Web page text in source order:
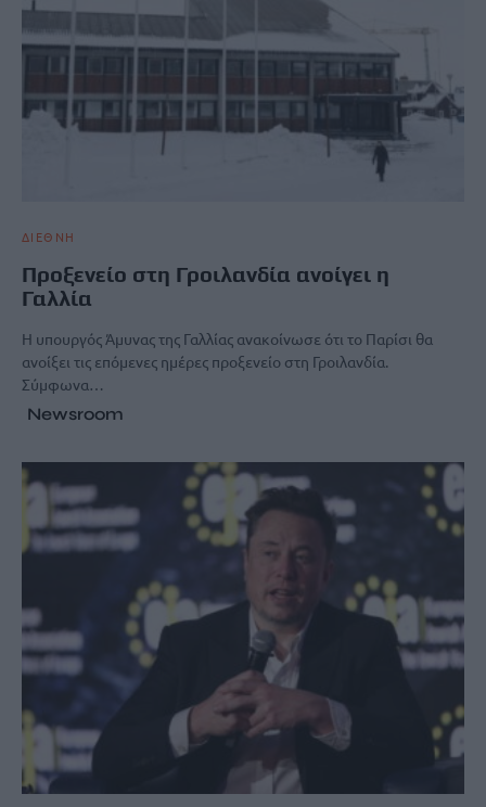
ΔΙΕΘΝΗ
Προξενείο στη Γροιλανδία ανοίγει η
Γαλλία
Η υπουργός Άμυνας της Γαλλίας ανακοίνωσε ότι το Παρίσι θα
ανοίξει τις επόμενες ημέρες προξενείο στη Γροιλανδία.
Σύμφωνα…
Newsroom